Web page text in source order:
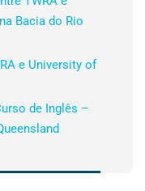
Bacia do Rio
e University of
de Inglês –